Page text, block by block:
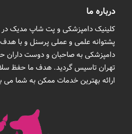
درباره ما
پشتوانه علمی و عملی پرسنل و با
دامپزشکی به صاحبان و دوست داران
تهران تاسیس گردید. هدف ما حفظ
ارائه بهترین خدمات ممکن به شما می